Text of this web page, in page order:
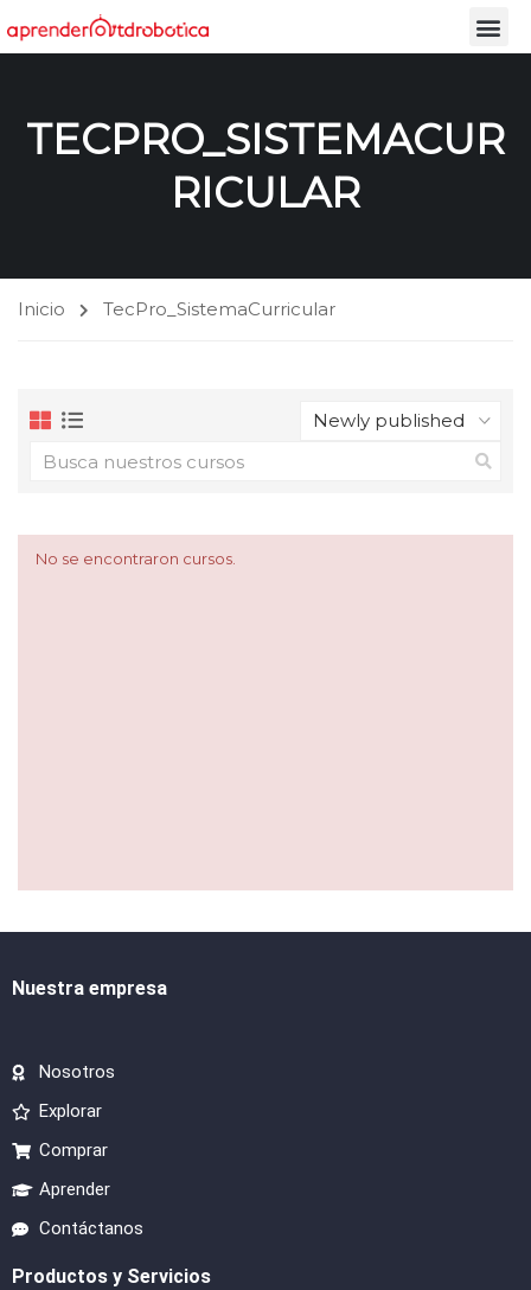
TECPRO_SISTEMACUR
RICULAR
Inicio TecPro_SistemaCurricular
No se encontraron cursos.
Nuestra empresa
Nosotros
Explorar
Comprar
Aprender
Contáctanos
Productos y Servicios